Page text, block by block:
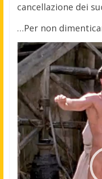
cancellazione dei
…Per non
Video
Player